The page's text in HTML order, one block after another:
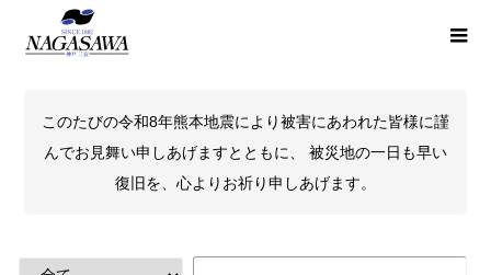
このたびの令和8年熊本地震により被害にあわれた皆様に謹
んでお見舞い申しあげますとともに、 被災地の一日も早い
復旧を、心よりお祈り申しあげます。